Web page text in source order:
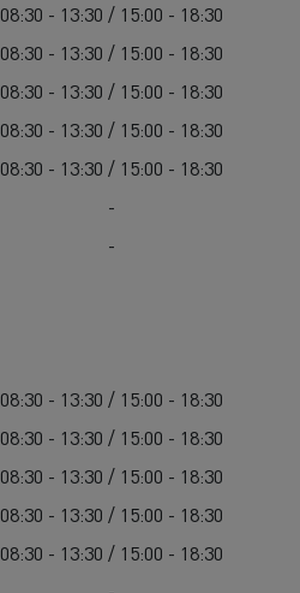
08:30 - 13:30 / 15:00 - 18:30
08:30 - 13:30 / 15:00 - 18:30
08:30 - 13:30 / 15:00 - 18:30
08:30 - 13:30 / 15:00 - 18:30
08:30 - 13:30 / 15:00 - 18:30
-
-
08:30 - 13:30 / 15:00 - 18:30
08:30 - 13:30 / 15:00 - 18:30
08:30 - 13:30 / 15:00 - 18:30
08:30 - 13:30 / 15:00 - 18:30
08:30 - 13:30 / 15:00 - 18:30